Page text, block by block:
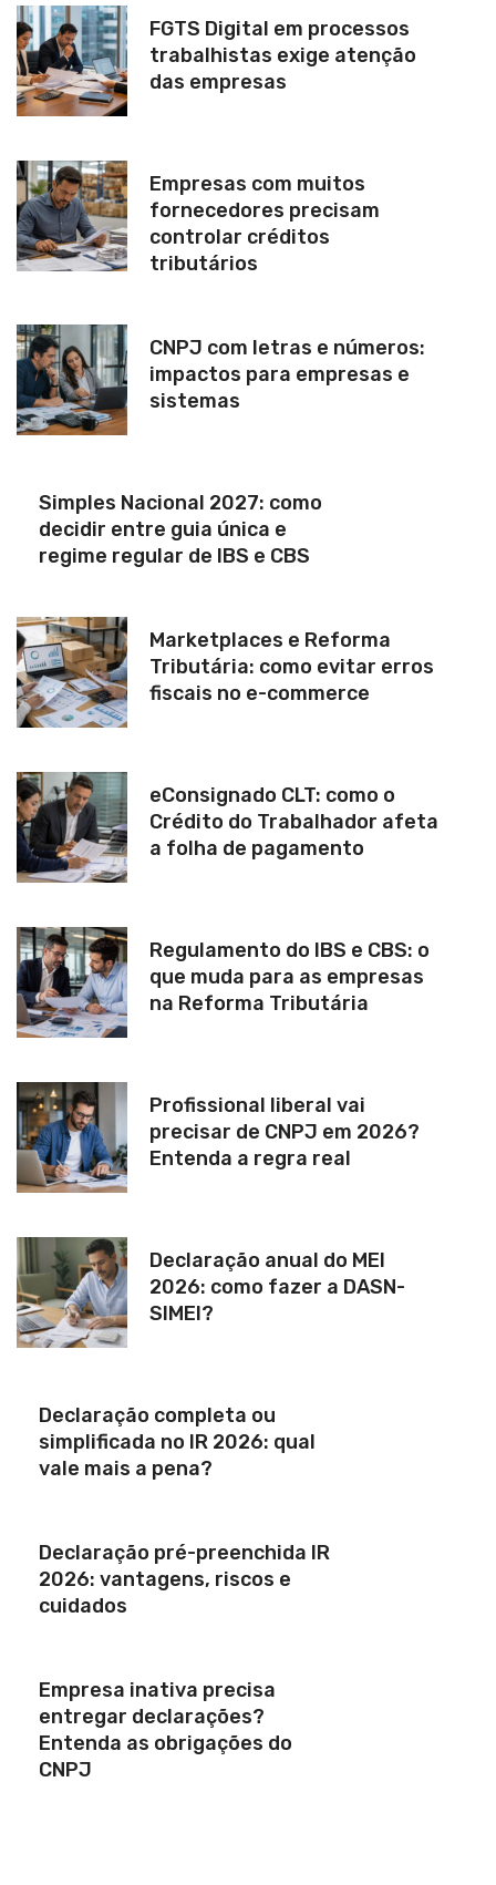
FGTS Digital em processos
trabalhistas exige atenção
das empresas
Empresas com muitos
fornecedores precisam
controlar créditos
tributários
CNPJ com letras e números:
impactos para empresas e
sistemas
Simples Nacional 2027: como
decidir entre guia única e
regime regular de IBS e CBS
Marketplaces e Reforma
Tributária: como evitar erros
fiscais no e-commerce
eConsignado CLT: como o
Crédito do Trabalhador afeta
a folha de pagamento
Regulamento do IBS e CBS: o
que muda para as empresas
na Reforma Tributária
Profissional liberal vai
precisar de CNPJ em 2026?
Entenda a regra real
Declaração anual do MEI
2026: como fazer a DASN-
SIMEI?
Declaração completa ou
simplificada no IR 2026: qual
vale mais a pena?
Declaração pré-preenchida IR
2026: vantagens, riscos e
cuidados
Empresa inativa precisa
entregar declarações?
Entenda as obrigações do
CNPJ